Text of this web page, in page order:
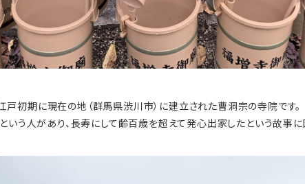
戸初期に現在の地（群馬県渋川市）に建立された曹洞宗の寺院です。
いう人があり、長寿にして齢百歳を超えて発心出家したという故事に